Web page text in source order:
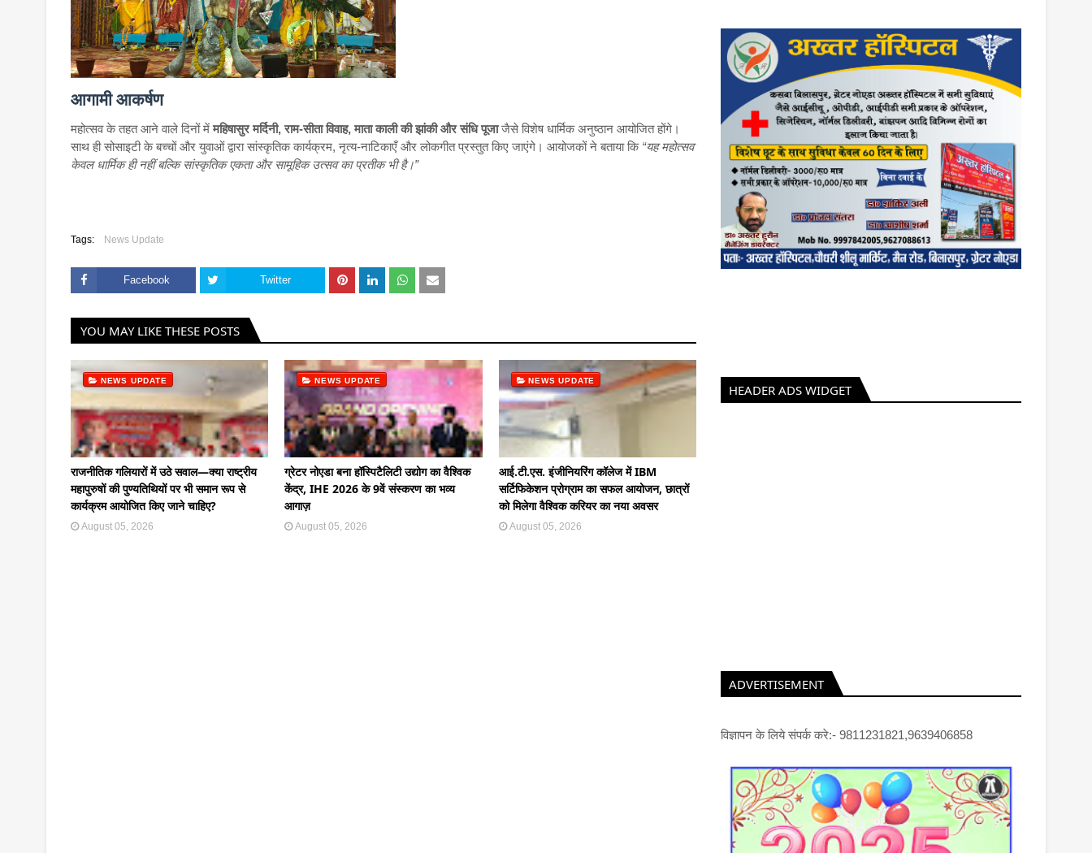
आगामी आकर्षण
महोत्सव के तहत आने वाले दिनों में महिषासुर मर्दिनी, राम-सीता विवाह, माता काली की झांकी और संधि पूजाजैसे विशेष धार्मिक अनुष्ठान आयोजित होंगे।
साथ ही सोसाइटी के बच्चों और युवाओं द्वारा सांस्कृतिक कार्यक्रम, नृत्य-नाटिकाएँ और लोकगीत प्रस्तुत किए जाएंगे। आयोजकों ने बताया कि “यह महोत्सव
केवल धार्मिक ही नहीं बल्कि सांस्कृतिक एकता और सामूहिक उत्सव का प्रतीक भी है।”
Tags: News Update
Facebook Twitter
YOU MAY LIKE THESE POSTS
NEWS UPDATE
राजनीतिक गलियारों में उठे सवाल—क्या राष्ट्रीय
महापुरुषों की पुण्यतिथियों पर भी समान रूप से
कार्यक्रम आयोजित किए जाने चाहिए?
August 05, 2026
NEWS UPDATE
ग्रेटर नोएडा बना हॉस्पिटैलिटी उद्योग का वैश्विक
केंद्र, IHE 2026 के 9वें संस्करण का भव्य
आगाज़
August 05, 2026
NEWS UPDATE
आई.टी.एस. इंजीनियरिंग कॉलेज में IBM
सर्टिफिकेशन प्रोग्राम का सफल आयोजन, छात्रों
को मिलेगा वैश्विक करियर का नया अवसर
August 05, 2026
HEADER ADS WIDGET
ADVERTISEMENT
विज्ञापन के लिये संपर्क करे:- 9811231821,9639406858